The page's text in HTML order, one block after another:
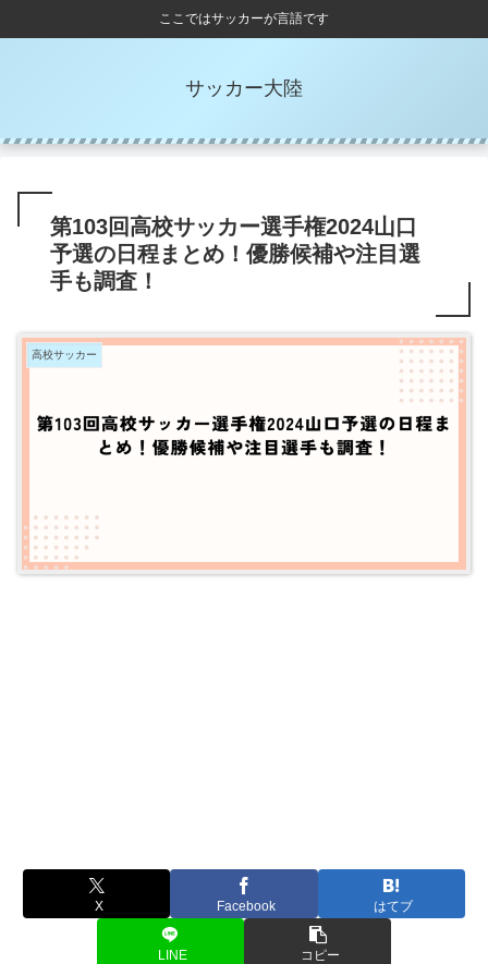
ここではサッカーが言語です
サッカー大陸
第103回高校サッカー選手権2024山口
予選の日程まとめ！優勝候補や注目選
手も調査！
高校サッカー
X Facebook はてブ
LINE コピー